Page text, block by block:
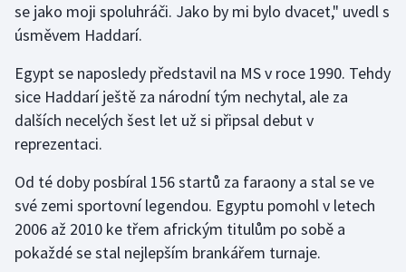
Judo
Krasobruslení
Lezení
Moderní pětiboj
Motorsport
se jako moji spoluhráči. Jako by mi bylo dvacet," uvedl s
úsměvem Haddarí.
Egypt se naposledy představil na MS v roce 1990. Tehdy
sice Haddarí ještě za národní tým nechytal, ale za
dalších necelých šest let už si připsal debut v
reprezentaci.
Od té doby posbíral 156 startů za faraony a stal se ve
své zemi sportovní legendou. Egyptu pomohl v letech
2006 až 2010 ke třem africkým titulům po sobě a
pokaždé se stal nejlepším brankářem turnaje.